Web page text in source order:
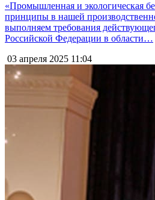
«Промышленная и экологическая
принципы в нашей
выполняем требования
Российской Федерации в области…
03 апреля 2025 11:04